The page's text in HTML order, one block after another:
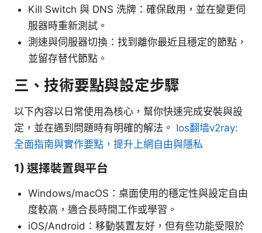
Kill Switch 與 DNS 洗牌：確保啟用，並在變更伺
服器時重新測試。
測速與伺服器切換：找到離你最近且穩定的節點，
並留存替代節點。
三、技術要點與設定步驟
以下內容以日常使用為核心，幫你快速完成安裝與設
定，並在遇到問題時有明確的解法。 Ios翻墙v2ray:
全面指南與實作要點，提升上網自由與隱私
1) 選擇裝置與平台
Windows/macOS：桌面使用的穩定性與設定自由
度較高，適合長時間工作或學習。
iOS/Android：移動裝置友好，但有些功能受限於